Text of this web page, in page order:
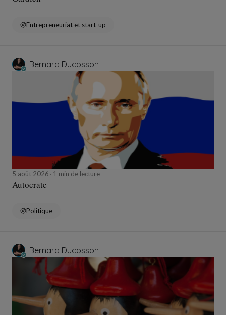
Entrepreneuriat et start-up
Bernard Ducosson
5 août 2026 1 min de lecture
Autocrate
Politique
Bernard Ducosson